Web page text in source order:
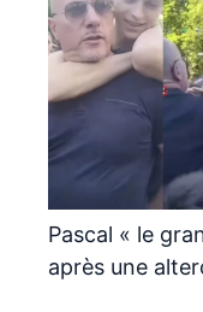
Pascal « le
après une